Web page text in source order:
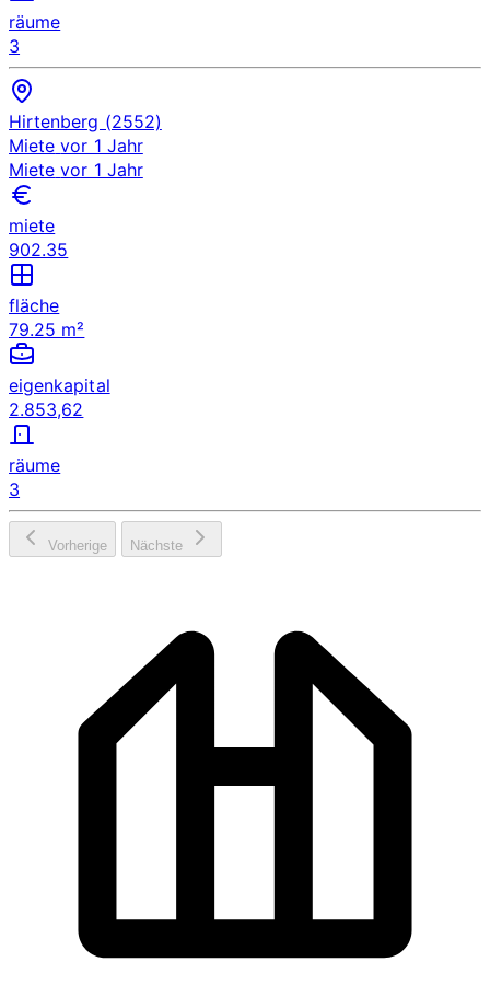
räume
3
Hirtenberg (2552)
Miete vor 1 Jahr
Miete vor 1 Jahr
miete
902.35
fläche
79.25 m²
eigenkapital
2.853,62
räume
3
Vorherige Nächste